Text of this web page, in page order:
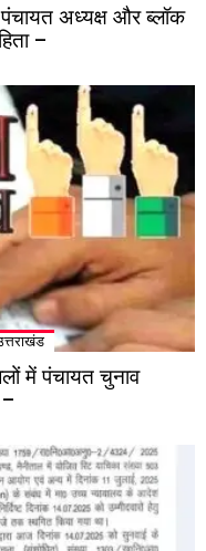
अध्यक्ष और ब्लॉक
–
में पंचायत चुनाव